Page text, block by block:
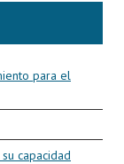
para el
capacidad